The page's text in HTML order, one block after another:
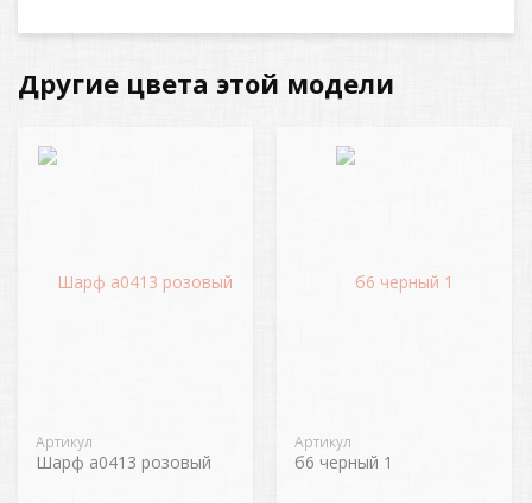
Другие цвета этой модели
Артикул
Шарф а0413 розовый
Артикул
б6 черный 1